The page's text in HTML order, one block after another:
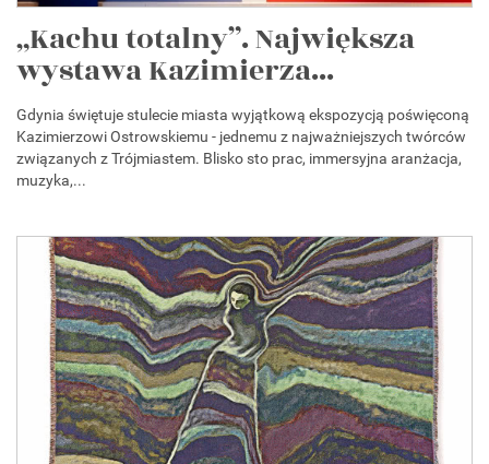
„Kachu totalny”. Największa
wystawa Kazimierza...
Gdynia świętuje stulecie miasta wyjątkową ekspozycją poświęconą
Kazimierzowi Ostrowskiemu - jednemu z najważniejszych twórców
związanych z Trójmiastem. Blisko sto prac, immersyjna aranżacja,
muzyka,...